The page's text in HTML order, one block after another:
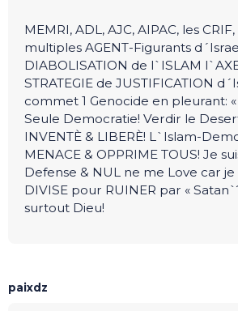
MEMRI, ADL, AJC, AIPAC, les
multiples AGENT-Figurants
DIABOLISATION de l`ISLAM
STRATEGIE de JUSTIFICATION
commet 1 Genocide en pleurant:
Seule Democratie! Verdir le
INVENTÈ & LIBERÈ! L`Islam-
MENACE & OPPRIME TOUS! Je
Defense & NUL ne me Love car je
DIVISE pour RUINER par «
surtout Dieu!
paixdz